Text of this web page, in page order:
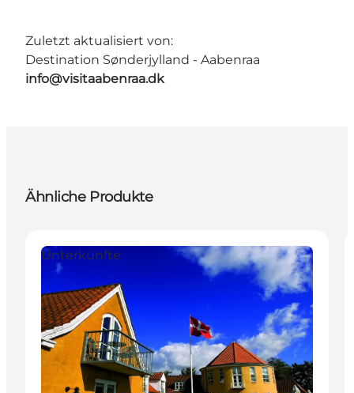
Zuletzt aktualisiert von:
Destination Sønderjylland - Aabenraa
info@visitaabenraa.dk
Ähnliche Produkte
Unterkünfte